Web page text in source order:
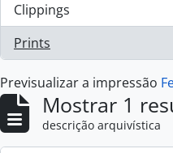
Clippings
, 1 resultados
Prints
, 1 resultados
Previsualizar a impressão
Mostrar 1
descrição arquivística